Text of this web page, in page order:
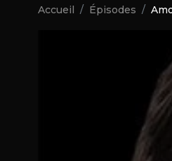
Accueil Épisodes